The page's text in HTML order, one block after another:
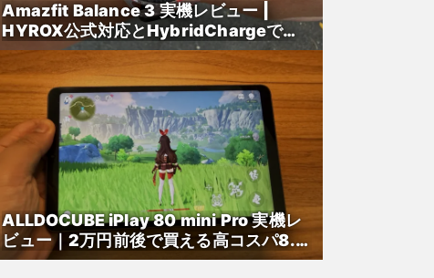
Amazfit Balance 3 実機レビュー |
HYROX公式対応とHybridChargeで進
化した本格トレーニングウォッチ
ALLDOCUBE iPlay 80 mini Pro 実機レ
ビュー｜2万円前後で買える高コスパ8.4
インチAndroidタブレット